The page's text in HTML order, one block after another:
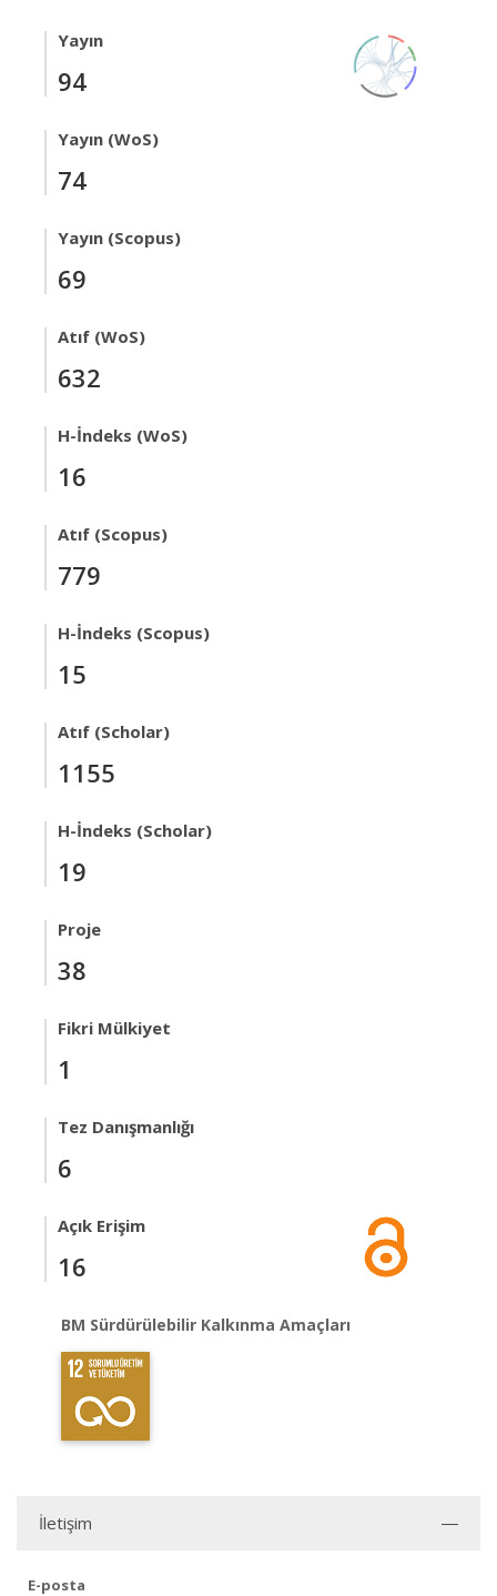
Yayın
94
Yayın (WoS)
74
Yayın (Scopus)
69
Atıf (WoS)
632
H-İndeks (WoS)
16
Atıf (Scopus)
779
H-İndeks (Scopus)
15
Atıf (Scholar)
1155
H-İndeks (Scholar)
19
Proje
38
Fikri Mülkiyet
1
Tez Danışmanlığı
6
Açık Erişim
16
BM Sürdürülebilir Kalkınma Amaçları
İletişim
E-posta